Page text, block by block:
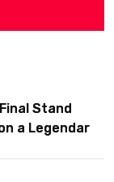
Stand
a Legendary